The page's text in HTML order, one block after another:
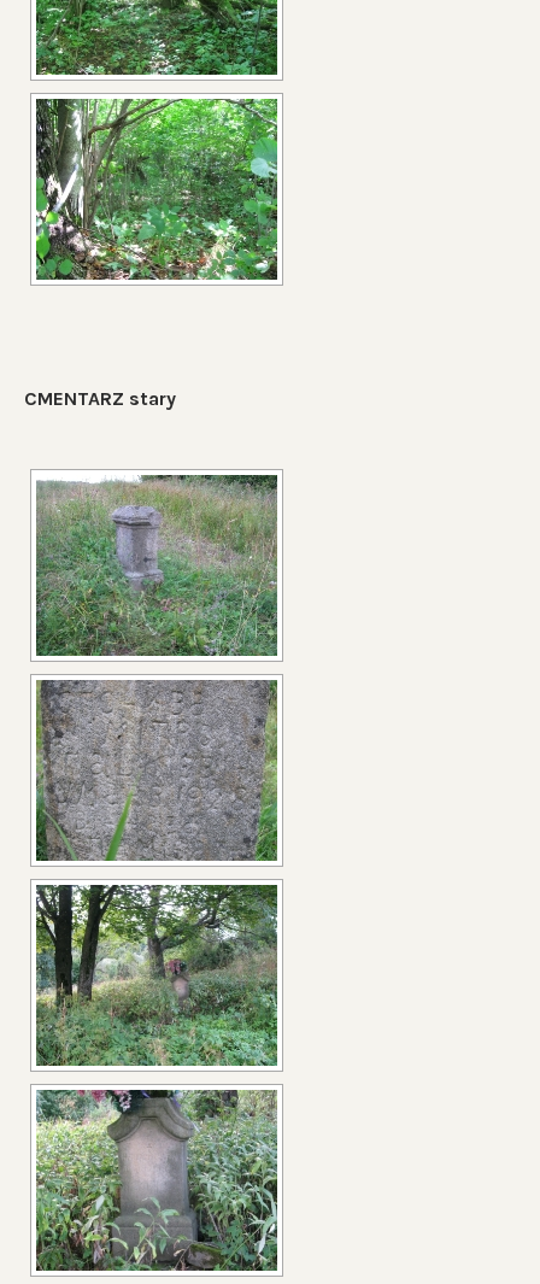
CMENTARZ stary